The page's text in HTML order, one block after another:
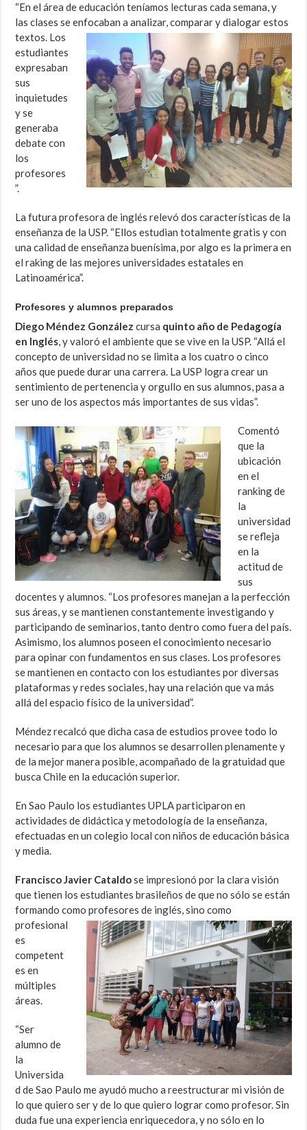
“En el área de educación teníamos lecturas cada semana, y
las clases se enfocaban aanalizar, comparar y dialogar estos
textos. Los
estudiantes
expresaban
sus
inquietudes
y se
generaba
debate con
los
profesores
”.
La futura profesora de inglés relevó dos características de la
enseñanza de la USP. “Ellos estudian totalmente gratis y con
una calidad de enseñanza buenísima, por algo es la primera en
el raking de las mejores universidades estatales en
Latinoamérica”.
Profesores y alumnos preparados
Diego Méndez González cursa quinto año de Pedagogía
en Inglés, y valoró el ambiente que se vive en la USP. “Allá el
concepto de universidad no se limita a los cuatro o cinco
años que puede durar una carrera. La USP logra crear un
sentimiento de pertenencia y orgullo en sus alumnos, pasa a
ser uno de los aspectos más importantes de sus vidas”.
Comentó
que la
ubicación
en el
ranking de
la
universidad
se refleja
en la
actitud de
sus
docentes y alumnos. “Los profesores manejan a la perfección
sus áreas, y se mantienen constantemente investigando y
participando de seminarios, tanto dentro como fuera del país.
Asimismo, los alumnos poseen el conocimiento necesario
para opinar con fundamentos en sus clases. Los profesores
se mantienen en contacto con los estudiantes por diversas
plataformas y redes sociales, hay una relación que va más
allá del espacio físico de la universidad”.
Méndez recalcó que dicha casa de estudios provee todo lo
necesario para que los alumnos se desarrollen plenamente y
de la mejor manera posible, acompañado de la gratuidad que
busca Chile en la educación superior.
En Sao Paulo los estudiantes UPLA participaron en
actividades de didáctica y metodología de la enseñanza,
efectuadas en un colegio local con niños de educación básica
y media.
Francisco Javier Cataldose impresionó por la clara visión
que tienen los estudiantes brasileños de que no sólo se están
formando como profesores de inglés, sinocomo
profesional
es
competent
es en
múltiples
áreas.
“Ser
alumno de
la
Universida
d de Sao Paulo me ayudó mucho a reestructurar mi visión de
lo que quiero ser y de lo que quiero lograr como profesor. Sin
duda fue una experiencia enriquecedora, y no sólo en lo